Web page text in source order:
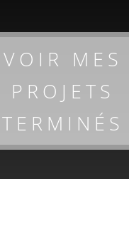
VOIR MES
PROJETS
TERMINÉS